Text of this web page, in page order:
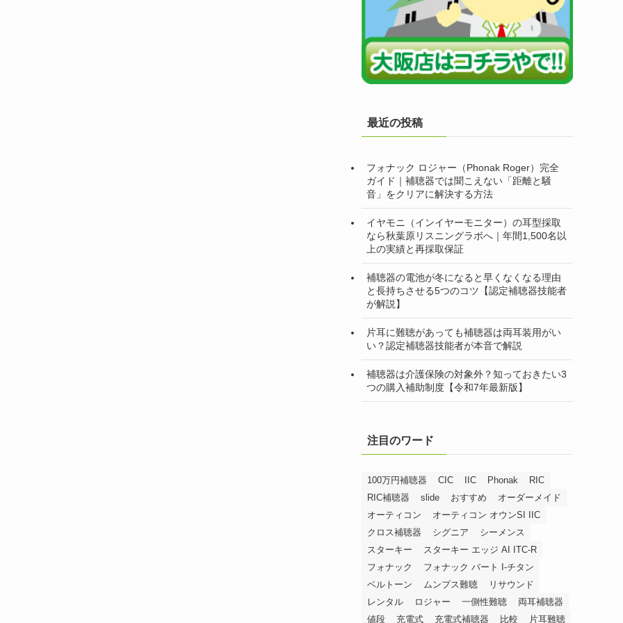
最近の投稿
フォナック ロジャー（Phonak Roger）完全
ガイド｜補聴器では聞こえない「距離と騒
音」をクリアに解決する方法
イヤモニ（インイヤーモニター）の耳型採取
なら秋葉原リスニングラボへ｜年間1,500名以
上の実績と再採取保証
補聴器の電池が冬になると早くなくなる理由
と長持ちさせる5つのコツ【認定補聴器技能者
が解説】
片耳に難聴があっても補聴器は両耳装用がい
い？認定補聴器技能者が本音で解説
補聴器は介護保険の対象外？知っておきたい3
つの購入補助制度【令和7年最新版】
注目のワード
100万円補聴器 CIC IIC Phonak
RIC
RIC補聴器
slide おすすめ
オーダーメイド
オーティコン
オーティコン オウンSI IIC
クロス補聴器
シグニア
シーメンス
スターキー
スターキー エッジ AI ITC-R
フォナック
フォナック バート I-チタン
ベルトーン
ムンプス難聴
リサウンド
レンタル
ロジャー 一側性難聴
両耳補聴器
値段
充電式 充電式補聴器 比較 片耳難聴